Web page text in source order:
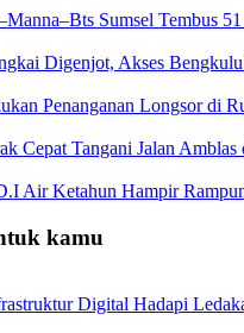
Sumsel Tembus
Digenjot, Akses
Penanganan Longsor di
Cepat Tangani Jalan Amblas
Air Ketahun Hampir
kamu
Digital Hadapi